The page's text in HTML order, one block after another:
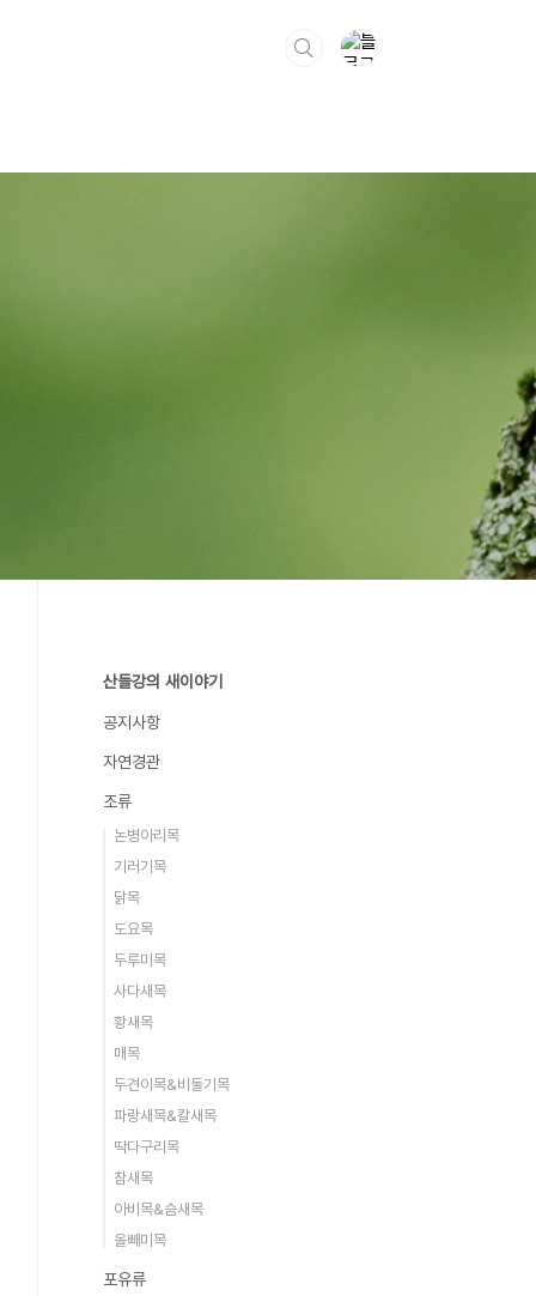
산들강의 새이야기
공지사항
자연경관
조류
논병아리목
기러기목
닭목
도요목
두루미목
사다새목
황새목
매목
두견이목&비둘기목
파랑새목&칼새목
딱다구리목
참새목
아비목&슴새목
올빼미목
포유류